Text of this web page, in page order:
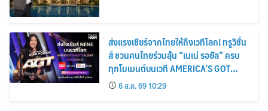
ส่งแรงเชียร์จากไทยให้ถึงเวทีโลก! ทรูวิชั่น
ส์ ชวนคนไทยร่วมลุ้น “เนเน่ รอยัล” ครบ
ทุกโมเมนต์บนเวที AMERICA’S GOT
TALENT SEASON 21
6 ส.ค. 69 10:29